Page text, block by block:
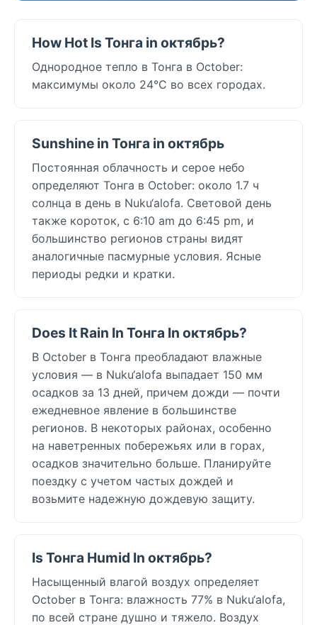
How Hot Is Тонга in октябрь?
Однородное тепло в Тонга в October:
максимумы около 24°C во всех городах.
Sunshine in Тонга in октябрь
Постоянная облачность и серое небо
определяют Тонга в October: около 1.7 ч
солнца в день в Nuku‘alofa. Световой день
также короток, с 6:10 am до 6:45 pm, и
большинство регионов страны видят
аналогичные пасмурные условия. Ясные
периоды редки и кратки.
Does It Rain In Тонга In октябрь?
В October в Тонга преобладают влажные
условия — в Nuku‘alofa выпадает 150 мм
осадков за 13 дней, причем дожди — почти
ежедневное явление в большинстве
регионов. В некоторых районах, особенно
на наветренных побережьях или в горах,
осадков значительно больше. Планируйте
поездку с учетом частых дождей и
возьмите надежную дождевую защиту.
Is Тонга Humid In октябрь?
Насыщенный влагой воздух определяет
October в Тонга: влажность 77% в Nuku‘alofa,
по всей стране душно и тяжело. Воздух